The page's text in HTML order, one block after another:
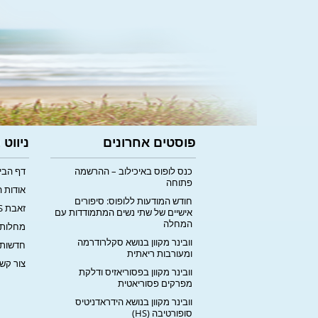
פוסטים אחרונים
כנס לופוס באיכילוב – ההרשמה
פתוחה
חודש המודעות ללופוס: סיפורים
אישיים של שתי נשים המתמודדות עם
המחלה
וובינר מקוון בנושא סקלרודרמה
ומעורבות ריאתית
וובינר מקוון בפסוריאזיס ודלקת
מפרקים פסוריאטית
וובינר מקוון בנושא הידראדניטיס
סופורטיבה (HS)
דף
זאבת LUPUS
חדשות
צור